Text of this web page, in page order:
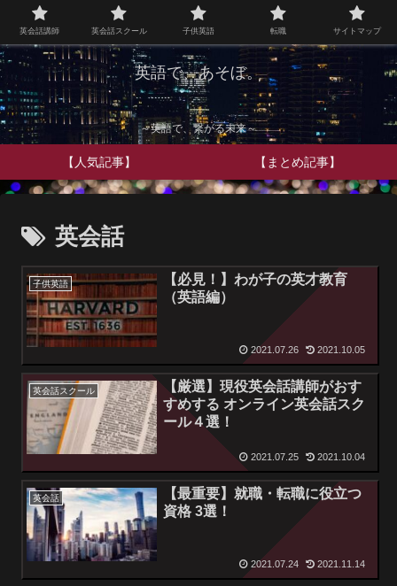
英語で、あそぼ。
～英語で、繋がる未来～
【人気記事】 【まとめ記事】
英会話
子供英語
【必見！】わが子の英才教育
（英語編）
2021.07.26 2021.10.05
英会話スクール
【厳選】現役英会話講師がおす
すめする オンライン英会話スク
ール４選！
2021.07.25 2021.10.04
英会話
【最重要】就職・転職に役立つ
資格 3選！
2021.07.24 2021.11.14
英会話講師 英会話スクール 子供英語 転職 サイトマップ